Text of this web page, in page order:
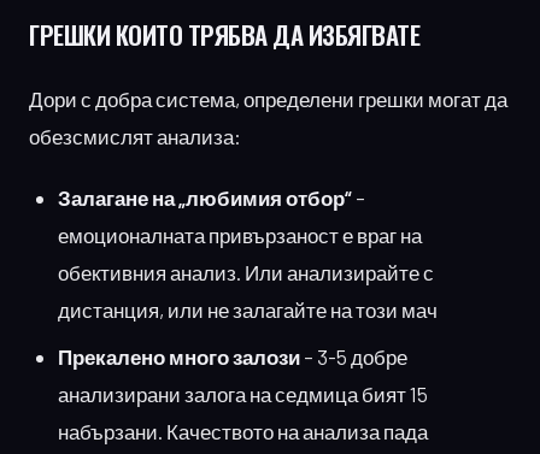
ГРЕШКИКОИТО ТРЯБВА ДА ИЗБЯГВАТЕ
Дори с добра система, определени грешки могат да
обезсмислят анализа:
Залагане на „любимия отбор“ –
емоционалната привързаност е враг на
обективния анализ. Или анализирайте с
дистанция, или не залагайте на този мач
Прекалено много залози – 3-5 добре
анализирани залога на седмица бият 15
набързани. Качеството на анализа пада